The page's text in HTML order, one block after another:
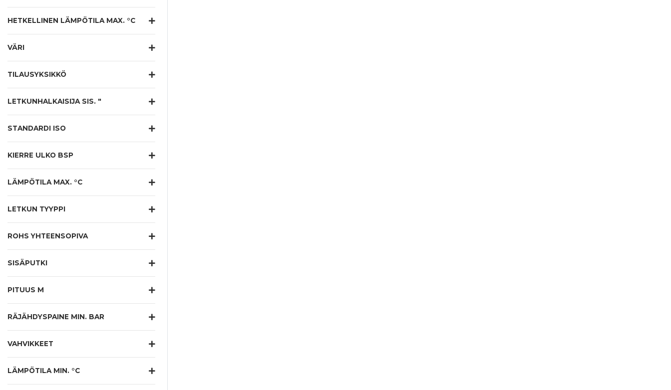
HETKELLINEN LÄMPÖTILA MAX. °C
VÄRI
TILAUSYKSIKKÖ
LETKUNHALKAISIJA SIS. "
STANDARDI ISO
KIERRE ULKO BSP
LÄMPÖTILA MAX. °C
LETKUN TYYPPI
ROHS YHTEENSOPIVA
SISÄPUTKI
PITUUS M
RÄJÄHDYSPAINE MIN. BAR
VAHVIKKEET
LÄMPÖTILA MIN. °C